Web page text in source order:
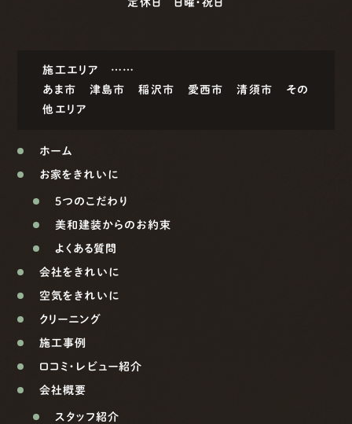
定休日 日曜・祝日
施工エリア ……
あま市
津島市 稲沢市 愛西市 清須市
その
他エリア
ホーム
お家をきれいに
5つのこだわり
美和建装からのお約束
よくある質問
会社をきれいに
空気をきれいに
クリーニング
施工事例
口コミ・レビュー紹介
会社概要
スタッフ紹介